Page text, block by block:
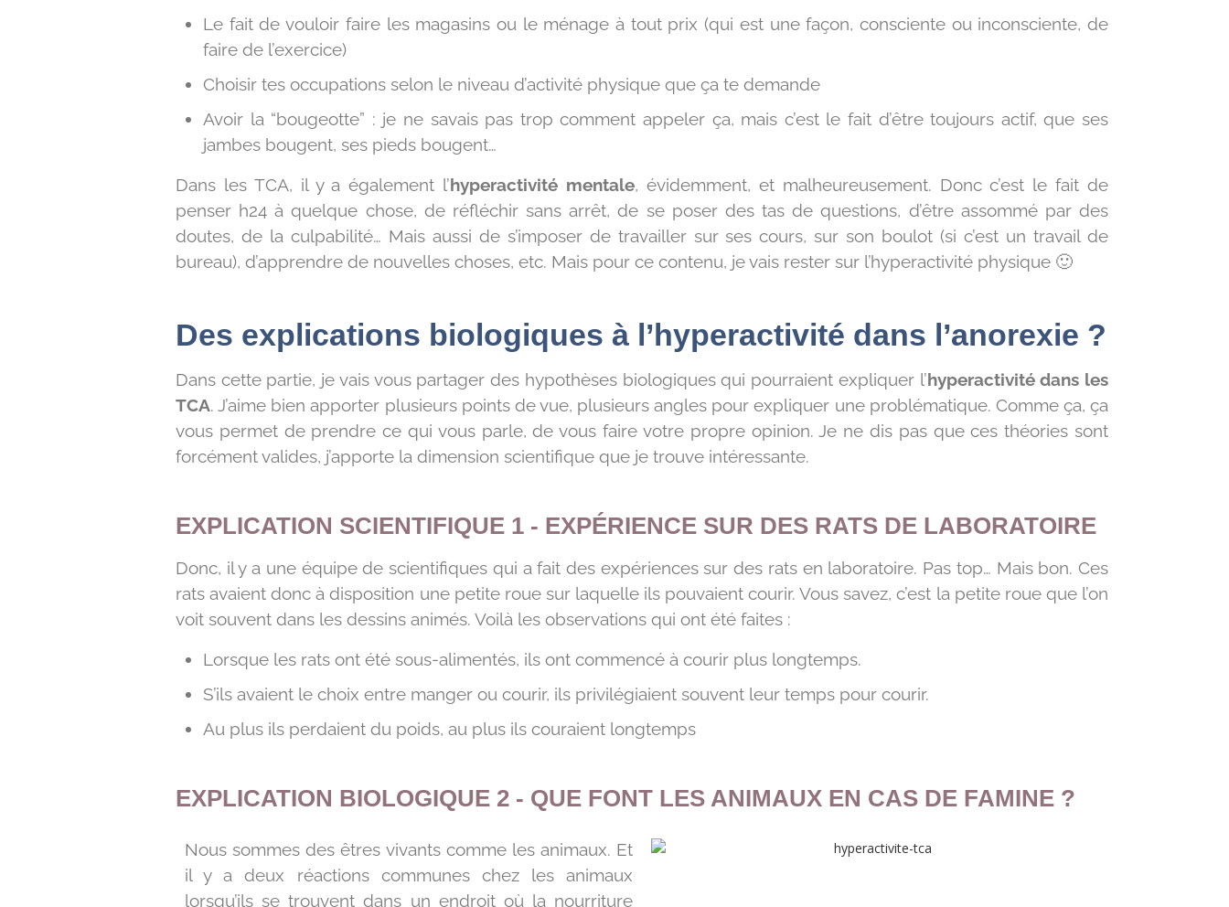
Le fait de vouloir faire les magasins ou le ménage à tout prix (qui est une façon, consciente ou inconsciente, de
faire de l’exercice)
Choisir tes occupations selon le niveau d’activité physique que ça te demande
Avoir la “bougeotte” : je ne savais pas trop comment appeler ça, mais c’est le fait d’être toujours actif, que ses
jambes bougent, ses pieds bougent…
Dans les TCA, il y a également l’hyperactivité mentale, évidemment, et malheureusement. Donc c’est le fait de
penser h24 à quelque chose, de réfléchir sans arrêt, de se poser des tas de questions, d’être assommé par des
doutes, de la culpabilité… Mais aussi de s’imposer de travailler sur ses cours, sur son boulot (si c’est un travail de
bureau), d’apprendre de nouvelles choses, etc. Mais pour ce contenu, je vais rester sur l’hyperactivité physique 🙂
Des explications biologiques à l’hyperactivité dans l’anorexie ?
Dans cette partie, je vais vous partager des hypothèses biologiques qui pourraient expliquer l’hyperactivité dans les
TCA. J’aime bien apporter plusieurs points de vue, plusieurs angles pour expliquer une problématique. Comme ça, ça
vous permet de prendre ce qui vous parle, de vous faire votre propre opinion. Je ne dis pas que ces théories sont
forcément valides, j’apporte la dimension scientifique que je trouve intéressante.
EXPLICATION SCIENTIFIQUE 1 - EXPÉRIENCE SUR DES RATS DE LABORATOIRE
Donc, il y a une équipe de scientifiques qui a fait des expériences sur des rats en laboratoire. Pas top… Mais bon. Ces
rats avaient donc à disposition une petite roue sur laquelle ils pouvaient courir. Vous savez, c’est la petite roue que l’on
voit souvent dans les dessins animés. Voilà les observations qui ont été faites :
Lorsque les rats ont été sous-alimentés, ils ont commencé à courir plus longtemps.
S’ils avaient le choix entre manger ou courir, ils privilégiaient souvent leur temps pour courir.
Au plus ils perdaient du poids, au plus ils couraient longtemps
EXPLICATION BIOLOGIQUE 2 - QUE FONT LES ANIMAUX EN CAS DE FAMINE ?
Nous sommes des êtres vivants comme les animaux. Et
il y a deux réactions communes chez les animaux
lorsqu’ils se trouvent dans un endroit où la nourriture